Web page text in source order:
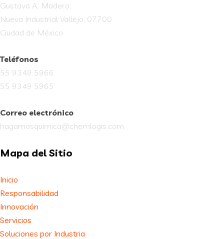
Gustavo A. Madero,
Nueva Industrial Vallejo, 07700
Ciudad de México
Teléfonos
55 9349 5966
55 9349 5965
Correo electrónico
hagamosquimica@chemlogis.com
Mapa del Sitio
Inicio
Responsabilidad
Innovación
Servicios
Soluciones por Industria